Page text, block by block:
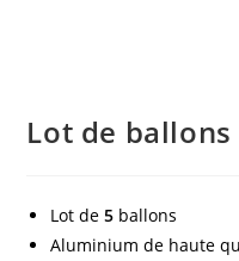
Lot de ballons
Lot de 5 ballons
Aluminium de haute